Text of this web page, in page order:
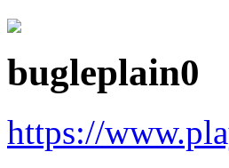
bugleplain0
https://